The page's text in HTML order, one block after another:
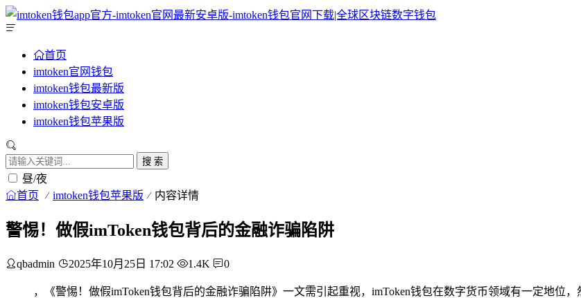
首页
imtoken官网钱包
imtoken钱包最新版
imtoken钱包安卓版
imtoken钱包苹果版
搜 索
昼/夜
首页 imtoken钱包苹果版 内容详情
警惕！做假imToken钱包背后的金融诈骗陷阱
qbadmin 2025年10月25日 17:02 1.4K 0
，《警惕！做假imToken钱包背后的金融诈骗陷阱》一文需引起重视，imToken钱包在数字货币领域有一定地位